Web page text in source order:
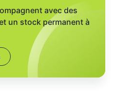
avec des
un stock permanent à